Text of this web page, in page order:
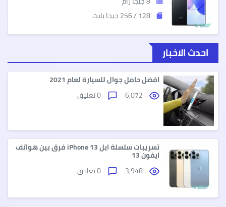
sd_storage 128 / 256 جيجا بايت
احدث الاخبار
افضل حامل جوال للسيارة لعام 2021
تسريبات سلسلة ابل iPhone 13 فرق بين هواتف
ايفون 13